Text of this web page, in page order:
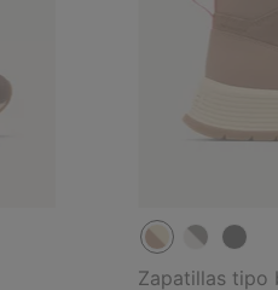
Zapatillas tipo